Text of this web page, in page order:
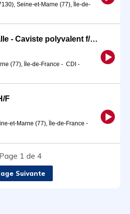
Seine-et-Marne (77), Île-de-
Responsable de Salle - Caviste polyvalent f/h/x (H/F)
(77), Île-de-France - CDI -
F
et-Marne (77), Île-de-France -
Page 1 de 4
Suivante